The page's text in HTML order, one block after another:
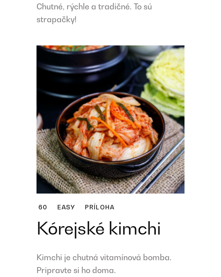
Chutné, rýchle a tradičné. To sú
strapačky!
60 EASY PRÍLOHA
Kórejské kimchi
Kimchi je chutná vitamínová bomba.
Pripravte si ho doma.